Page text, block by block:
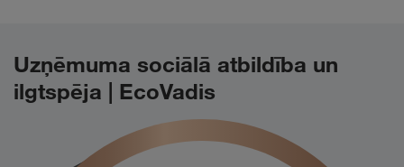
Uzņēmuma sociālā atbildība un
ilgtspēja | EcoVadis